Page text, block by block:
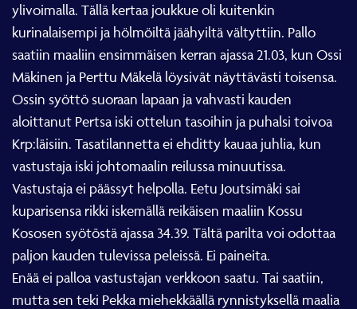
ylivoimalla. Tällä kertaa joukkue oli kuitenkin
kurinalaisempi ja hölmöiltä jäähyiltä vältyttiin. Pallo
saatiin maaliin ensimmäisen kerran ajassa 21.03, kun Ossi
Mäkinen ja Perttu Mäkelä löysivät näyttävästi toisensa.
Ossin syöttö suoraan lapaan ja vahvasti kauden
aloittanut Pertsa iski ottelun tasoihin ja puhalsi toivoa
Krp:läisiin. Tasatilannetta ei ehditty kauaa juhlia, kun
vastustaja iski johtomaalin reilussa minuutissa.
Vastustaja ei päässyt helpolla. Eetu Joutsimäki sai
kuparisensa rikki iskemällä reikäisen maaliin Kossu
Kososen syötöstä ajassa 34.39. Tältä parilta voi odottaa
paljon kauden tulevissa peleissä. Ei paineita.
Enää ei palloa vastustajan verkkoon saatu. Tai saatiin,
mutta sen teki Pekka miehekkäällä rynnistyksellä maalia